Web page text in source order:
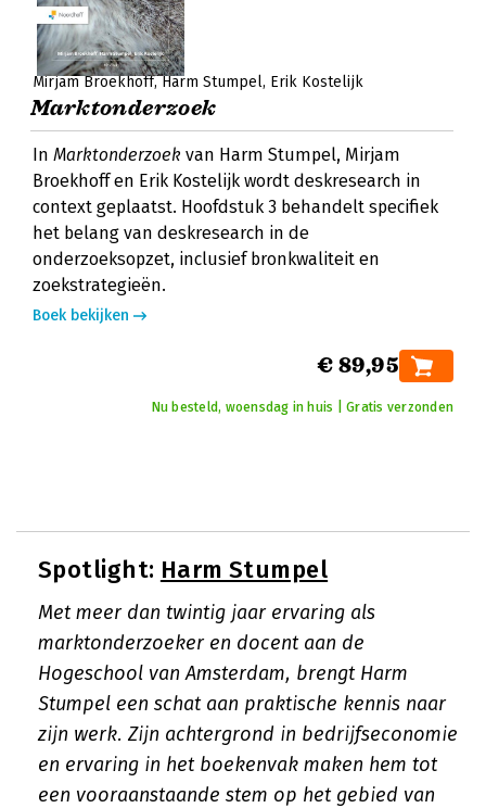
Mirjam Broekhoff Harm Stumpel Erik Kostelijk
Marktonderzoek
In Marktonderzoek van Harm Stumpel, Mirjam
Broekhoff en Erik Kostelijk wordt deskresearch in
context geplaatst. Hoofdstuk 3 behandelt specifiek
het belang van deskresearch in de
onderzoeksopzet, inclusief bronkwaliteit en
zoekstrategieën.
Boek bekijken
€ 89,95
Nu besteld, woensdag in huis | Gratis verzonden
Spotlight: Harm Stumpel
Met meer dan twintig jaar ervaring als
marktonderzoeker en docent aan de
Hogeschool van Amsterdam, brengt Harm
Stumpel een schat aan praktische kennis naar
zijn werk. Zijn achtergrond in bedrijfseconomie
en ervaring in het boekenvak maken hem tot
een vooraanstaande stem op het gebied van